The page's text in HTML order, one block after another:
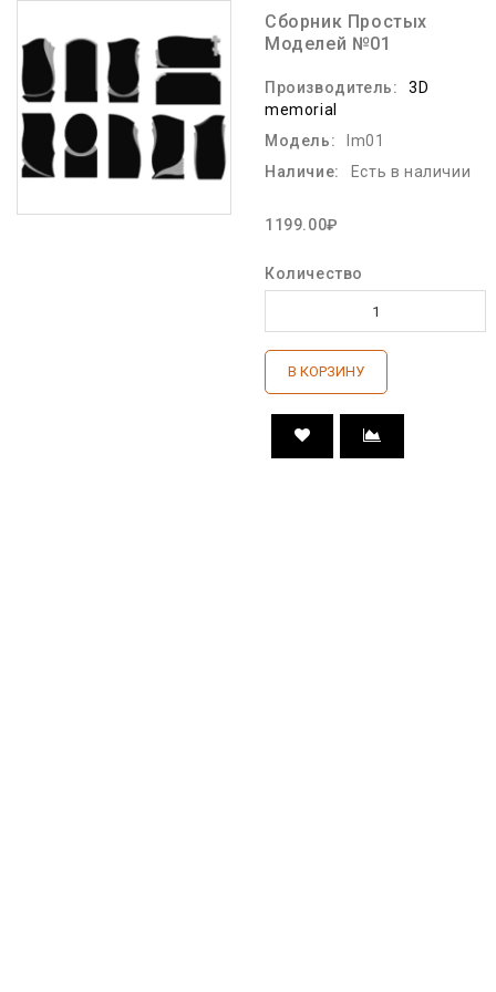
Сборник Простых
Моделей №01
Производитель:
3D
memorial
Модель:
lm01
Наличие:
Есть в наличии
1199.00₽
Количество
В КОРЗИНУ